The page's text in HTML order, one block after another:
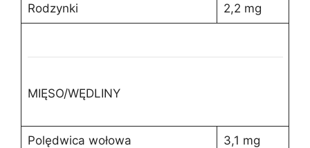
Rodzynki 2,2 mg
MIĘSO/WĘDLINY
Polędwica wołowa 3,1 mg